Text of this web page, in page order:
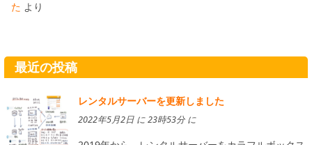
た より
最近の投稿
レンタルサーバーを更新しました
2022年5月2日 に 23時53分 に